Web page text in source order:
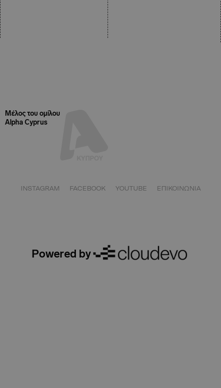
Μέλος του ομίλου
Alpha Cyprus
Powered by
INSTAGRAM FACEBOOK YOUTUBE ΕΠΙΚΟΙΝΩΝΙΑ